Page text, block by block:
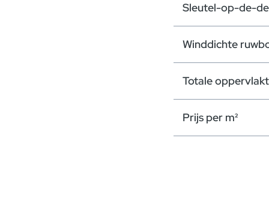
Sleutel-op-de-
Winddichte
Totale
Prijs per m²